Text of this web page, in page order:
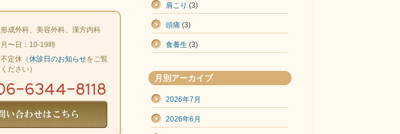
形成外科、美容外科、漢方内科
月〜日：10-19時
不定休（休診日のお知らせをご覧
ください）
肩こり (3)
頭痛 (3)
食養生 (3)
月別アーカイブ
2026年7月
2026年6月